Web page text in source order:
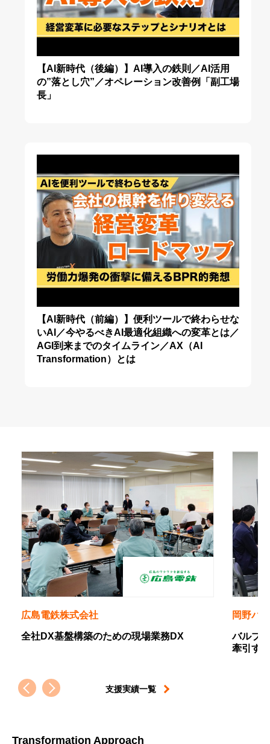
【AI新時代（後編）】AI導入の鉄則／AI活用
の”落とし穴”／オペレーション改善例「副工場
長」
【AI新時代（前編）】便利ツールで終わらせな
いAI／今やるべきAI最適化組織への変革とは／
AGI到来までのタイムライン／AX（AI
Transformation）とは
業務DX
岡野バルブ製造株式会社
バルブ業界のニッチトップから、設備産
牽引するDX推進プレイヤーへの軌跡
支援実績一覧
Transformation Approach